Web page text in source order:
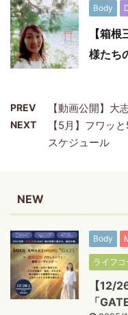
Body
【箱
様たち
PREV 【動画公開】大
NEXT
【5月】フワッ
スケジュール
NEW
Body
ライフ
【12/
「